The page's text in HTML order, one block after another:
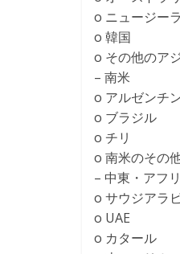
o ニュージー
o 韓国
o その他のア
– 南米
o アルゼンチ
o ブラジル
o チリ
o 南米のその
– 中東・アフ
o サウジアラ
o UAE
o カタール